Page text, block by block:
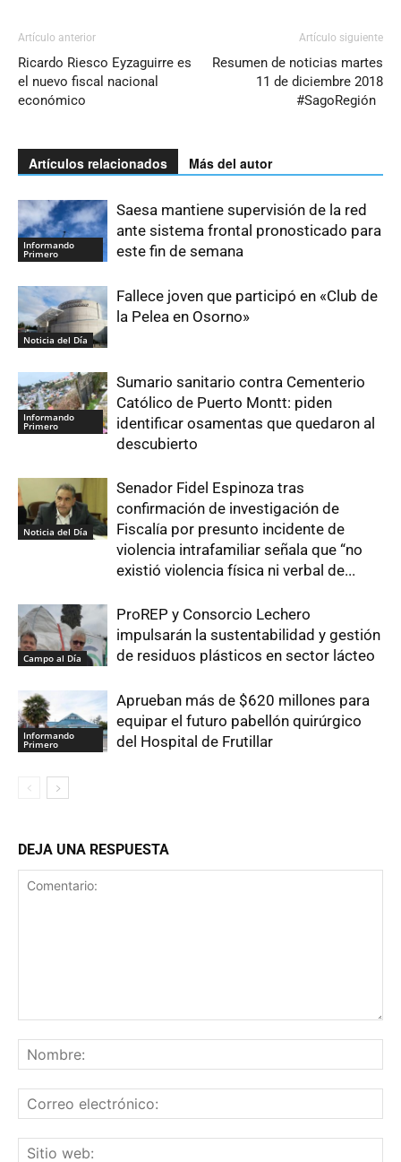
Artículo anterior
Ricardo Riesco Eyzaguirre es
el nuevo fiscal nacional
económico
Artículo siguiente
Resumen de noticias martes
11 de diciembre 2018
#SagoRegión
Artículos relacionados Más del autor
Informando
Primero
Saesa mantiene supervisión de la red
ante sistema frontal pronosticado para
este fin de semana
Noticia del Día
Fallece joven que participó en «Club de
la Pelea en Osorno»
Informando
Primero
Sumario sanitario contra Cementerio
Católico de Puerto Montt: piden
identificar osamentas que quedaron al
descubierto
Noticia del Día
Senador Fidel Espinoza tras
confirmación de investigación de
Fiscalía por presunto incidente de
violencia intrafamiliar señala que “no
existió violencia física ni verbal de...
Campo al Día
ProREP y Consorcio Lechero
impulsarán la sustentabilidad y gestión
de residuos plásticos en sector lácteo
Informando
Primero
Aprueban más de $620 millones para
equipar el futuro pabellón quirúrgico
del Hospital de Frutillar
DEJA UNA RESPUESTA